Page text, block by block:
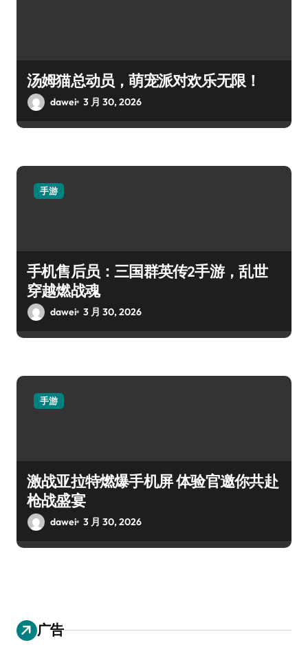
汤姆猫总动员，萌宠派对欢乐无限！
dawei 3 月 30, 2026
手游
手机售后员：三国群英传2手游，乱世
穿越燃战魂
dawei 3 月 30, 2026
手游
激战亚拉特燃爆手机屏 体验官邀你共赴
枪战盛宴
dawei 3 月 30, 2026
广告